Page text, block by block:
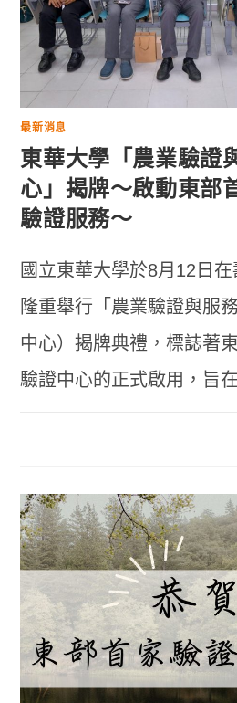
最新消息
東華大學「農業驗證
心」揭牌～啟動東部
驗證服務～
國立東華大學於8月12日
隆重舉行「農業驗證與服
中心）揭牌典禮，標誌著
驗證中心的正式啟用，旨